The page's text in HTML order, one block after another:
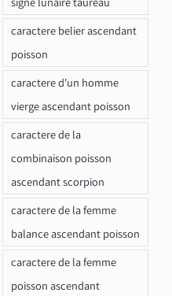
caractere belier ascendant
poisson
caractere d'un homme
vierge ascendant poisson
caractere de la
combinaison poisson
ascendant scorpion
caractere de la femme
balance ascendant poisson
caractere de la femme
poisson ascendant